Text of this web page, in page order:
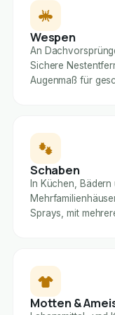
Wespen
An
Sichere
Augenmaß für
Schaben
In Küchen,
Sprays, mit
Motten &